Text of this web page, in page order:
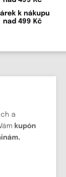
k nákupu
nad 499 Kč
a
kupón